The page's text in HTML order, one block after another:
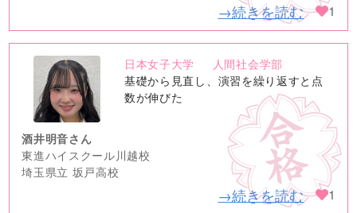
→続きを読む 1
no
image
日本女子大学
人間社会学部
基礎から見直し、演習を繰り返すと点
数が伸びた
酒井明音さん
東進ハイスクール川越校
埼玉県立 坂戸高校
→続きを読む 1